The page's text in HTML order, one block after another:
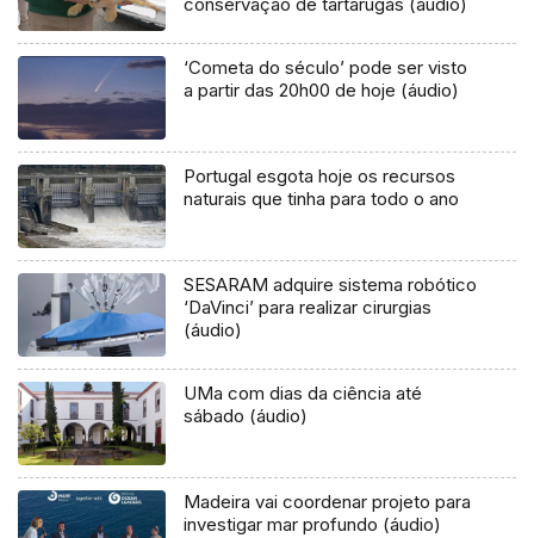
conservação de tartarugas (áudio)
‘Cometa do século’ pode ser visto
a partir das 20h00 de hoje (áudio)
Portugal esgota hoje os recursos
naturais que tinha para todo o ano
SESARAM adquire sistema robótico
‘DaVinci’ para realizar cirurgias
(áudio)
UMa com dias da ciência até
sábado (áudio)
Madeira vai coordenar projeto para
investigar mar profundo (áudio)